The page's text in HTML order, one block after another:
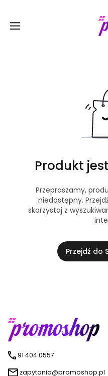
Produkt
Przepraszamy,
niedostępny.
skorzystaj z
Przejdź do
91 404 0557
zapytania@promoshop.pl